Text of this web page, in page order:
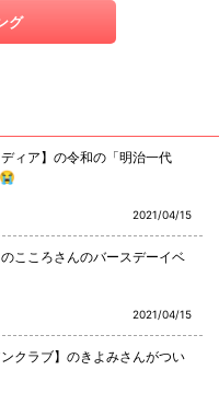
グ
ィア】の令和の「明治一代
2021/04/15
こころさんのバースデーイベ
2021/04/15
クラブ】のきよみさんがつい